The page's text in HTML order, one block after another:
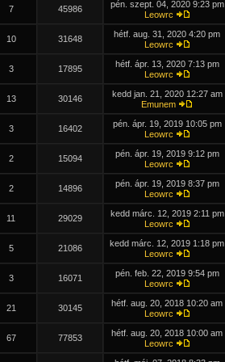
7 45986
pén. szept. 04, 2020 9:23 pm
Leowrc
10 31648
hétf. aug. 31, 2020 4:20 pm
Leowrc
3 17895
hétf. ápr. 13, 2020 7:13 pm
Leowrc
13 30146
kedd jan. 21, 2020 12:27 am
Emunem
3 16402
pén. ápr. 19, 2019 10:05 pm
Leowrc
2 15094
pén. ápr. 19, 2019 9:12 pm
Leowrc
2 14896
pén. ápr. 19, 2019 8:37 pm
Leowrc
11 29029
kedd márc. 12, 2019 2:11 pm
Leowrc
5 21086
kedd márc. 12, 2019 1:18 pm
Leowrc
3 16071
pén. feb. 22, 2019 9:54 pm
Leowrc
21 30145
hétf. aug. 20, 2018 10:20 am
Leowrc
67 77853
hétf. aug. 20, 2018 10:00 am
Leowrc